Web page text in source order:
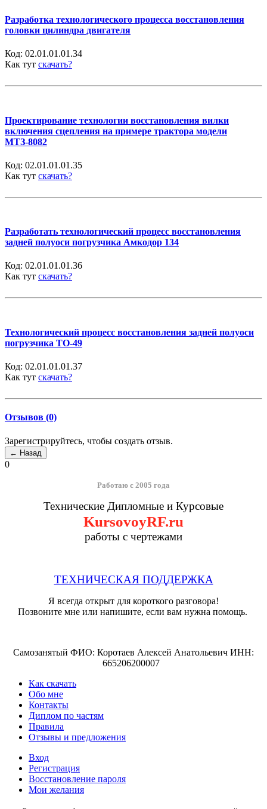
Разработка технологического процесса восстановления
головки цилиндра двигателя
Код: 02.01.01.01.34
Как тут скачать?
Проектирование технологии восстановления вилки
включения сцепления на примере трактора модели
МТЗ-8082
Код: 02.01.01.01.35
Как тут скачать?
Разработать технологический процесс восстановления
задней полуоси погрузчика Амкодор 134
Код: 02.01.01.01.36
Как тут скачать?
Технологический процесс восстановления задней полуоси
погрузчика ТО-49
Код: 02.01.01.01.37
Как тут скачать?
Отзывов (0)
Зарегистрируйтесь, чтобы создать отзыв.
0
Работаю с 2005 года
Технические Дипломные и Курсовые
KursovoyRF.ru
работы с чертежами
ТЕХНИЧЕСКАЯ ПОДДЕРЖКА
Я всегда открыт для короткого разговора!
Позвоните мне или напишите, если вам нужна помощь.
Самозанятый ФИО: Коротаев Алексей Анатольевич ИНН:
665206200007
Как скачать
Обо мне
Контакты
Диплом по частям
Правила
Отзывы и предложения
Вход
Регистрация
Восстановление пароля
Мои желания